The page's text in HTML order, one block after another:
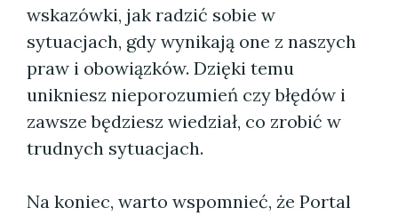
wskazówki, jak radzić sobie w
sytuacjach, gdy wynikają one z naszych
praw i obowiązków. Dzięki temu
unikniesz nieporozumień czy błędów i
zawsze będziesz wiedział, co zrobić w
trudnych sytuacjach.
Na koniec, warto wspomnieć, że Portal